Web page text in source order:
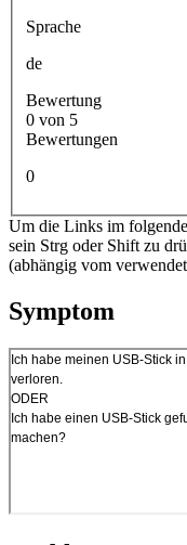
Sprache
de
Bewertung
0 von 5
Bewertungen
0
Um die Links im
sein Strg oder Shift zu
(abhängig vom
Symptom